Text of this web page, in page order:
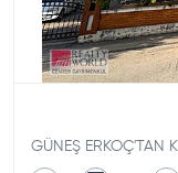
GÜNEŞ ERKOÇ'TAN